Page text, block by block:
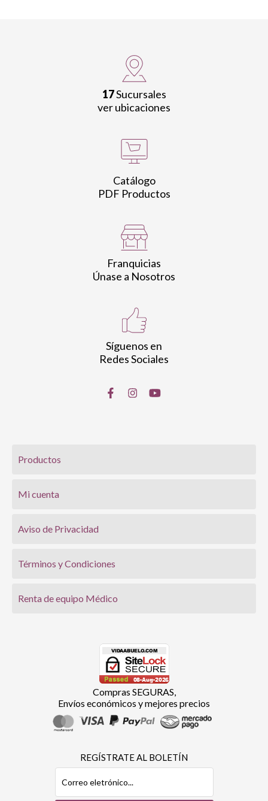
17Sucursales
ver ubicaciones
Catálogo
PDF Productos
Franquicias
Únase a Nosotros
Síguenos en
Redes Sociales
Productos
Mi cuenta
Aviso de Privacidad
Términos y Condiciones
Renta de equipo Médico
Compras SEGURAS,
Envíos económicos y mejores precios
REGÍSTRATE AL BOLETÍN